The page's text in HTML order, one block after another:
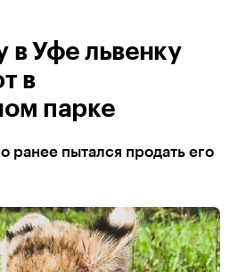
в Уфе львенку
в
парке
ранее пытался продать его